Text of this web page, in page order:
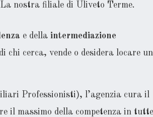
La nostra filiale di Uliveto Terme.
e della intermediazione
chi cerca, vende o desidera locare un
Professionisti), l’agenzia cura il
il massimo della competenza in